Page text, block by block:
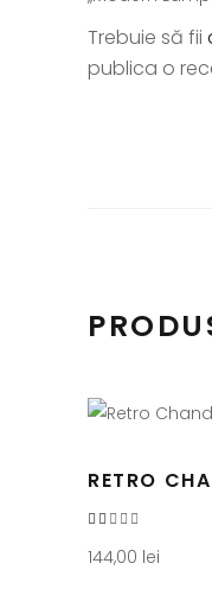
Trebuie să fii
publica o
RETRO
2.00
din
144,00 lei